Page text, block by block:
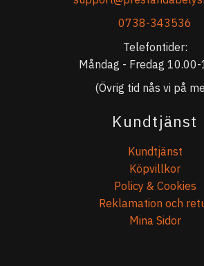
0738-343536
Telefontider:
Måndag - Fredag
(Övrig tid nås vi på
Kundtjänst
Kundtjänst
Köpvillkor
Policy & Cookies
Reklamation och
Mina Sidor